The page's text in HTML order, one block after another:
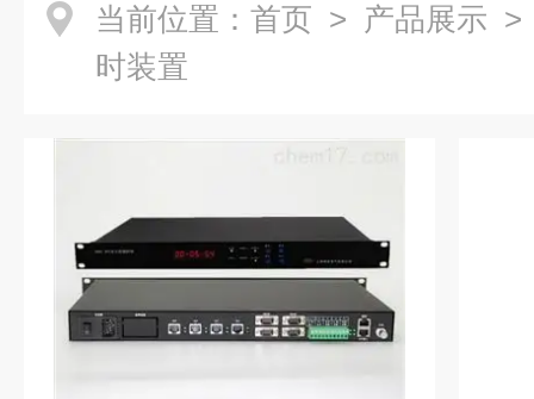
当前位置： 首页 > 产品展示
时装置